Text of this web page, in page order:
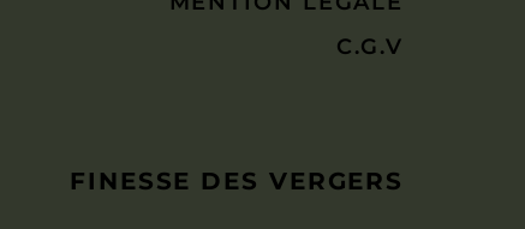
C.G.V
FINESSE DES VERGERS